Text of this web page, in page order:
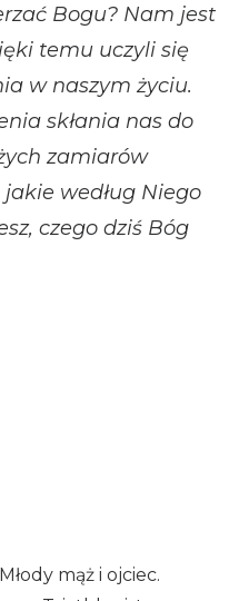
Bogu? Nam jest
temu uczyli się
w naszym życiu.
skłania nas do
zamiarów
według Niego
czego dziś Bóg
mąż i ojciec.